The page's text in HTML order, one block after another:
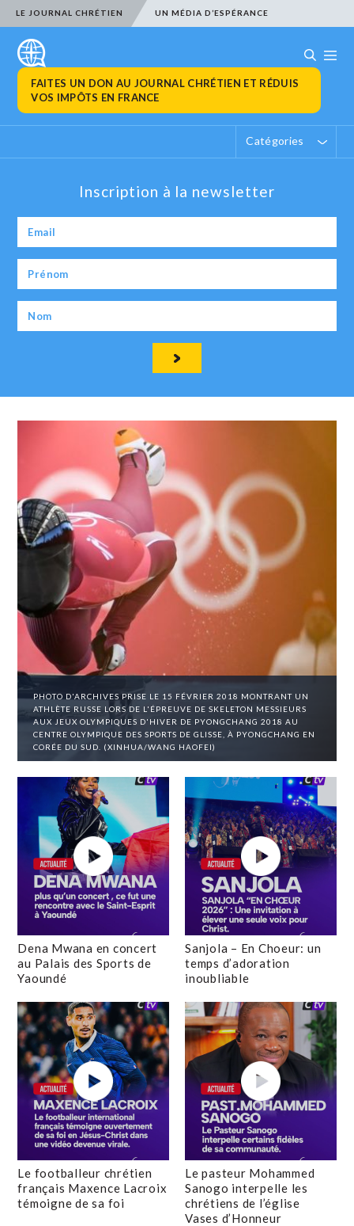
LE JOURNAL CHRÉTIEN UN MÉDIA D’ESPÉRANCE
FAITES UN DON AU JOURNAL CHRÉTIEN ET RÉDUIS
VOS IMPÔTS EN FRANCE
Catégories
Inscription à la newsletter
PHOTO D'ARCHIVES PRISE LE 15 FÉVRIER 2018 MONTRANT UN
ATHLÈTE RUSSE LORS DE L'ÉPREUVE DE SKELETON MESSIEURS
AUX JEUX OLYMPIQUES D'HIVER DE PYONGCHANG 2018 AU
CENTRE OLYMPIQUE DES SPORTS DE GLISSE, À PYONGCHANG EN
CORÉE DU SUD. (XINHUA/WANG HAOFEI)
Dena Mwana en concert
au Palais des Sports de
Yaoundé
Sanjola – En Choeur: un
temps d’adoration
inoubliable
Le footballeur chrétien
français Maxence Lacroix
témoigne de sa foi
Le pasteur Mohammed
Sanogo interpelle les
chrétiens de l’église
Vases d’Honneur